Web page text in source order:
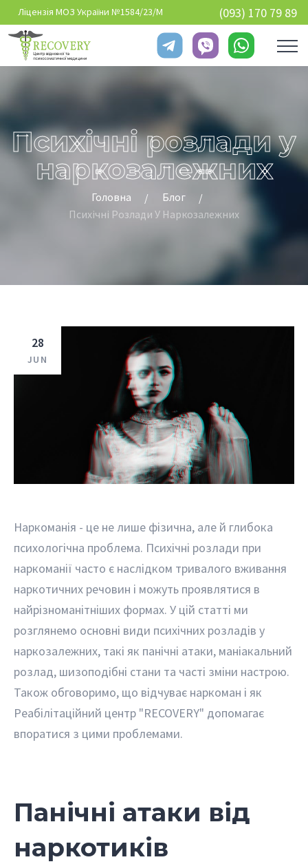
Перейти до основного вмісту
Ліцензія МОЗ України №1584/23/М (093) 170 79 89
Психічні розлади у
наркозалежних
Головна
Блог
Психічні Розлади У Наркозалежних
28
JUN
Наркоманія - це не лише фізична, але й глибока
психологічна проблема. Психічні розлади при
наркоманії часто є наслідком тривалого вживання
наркотичних речовин і можуть проявлятися в
найрізноманітніших формах. У цій статті ми
розглянемо основні види психічних розладів у
наркозалежних, такі як панічні атаки, маніакальний
розлад, шизоподібні стани та часті зміни настрою.
Також обговоримо, що відчуває наркоман і як
Реабілітаційний центр "RECOVERY" допомагає
впоратися з цими проблемами.
Панічні атаки від
наркотиків